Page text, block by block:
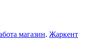
магазин. Жаркент